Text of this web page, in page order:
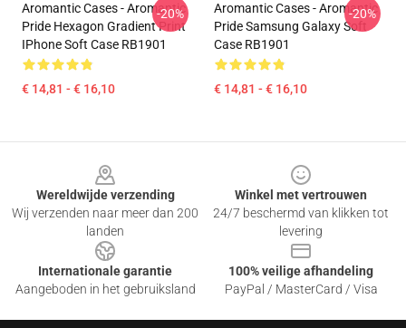
Aromantic Cases - Aromantic
Pride Hexagon Gradient Print
IPhone Soft Case RB1901
€ 14,81 - € 16,10
-20%
Aromantic Cases - Aromantic
Pride Samsung Galaxy Soft
Case RB1901
€ 14,81 - € 16,10
-20%
Wereldwijde verzending
Wij verzenden naar meer dan 200
landen
Winkel met vertrouwen
24/7 beschermd van klikken tot
levering
Internationale garantie
Aangeboden in het gebruiksland
100% veilige afhandeling
PayPal / MasterCard / Visa